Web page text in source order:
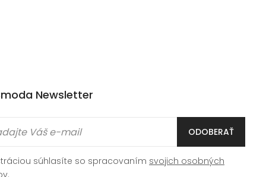
Newsletter
ODOBERAŤ
súhlasíte so spracovaním svojich osobných
.